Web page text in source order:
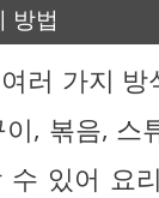
방법
러 가지
, 볶음, 스
수 있어 요